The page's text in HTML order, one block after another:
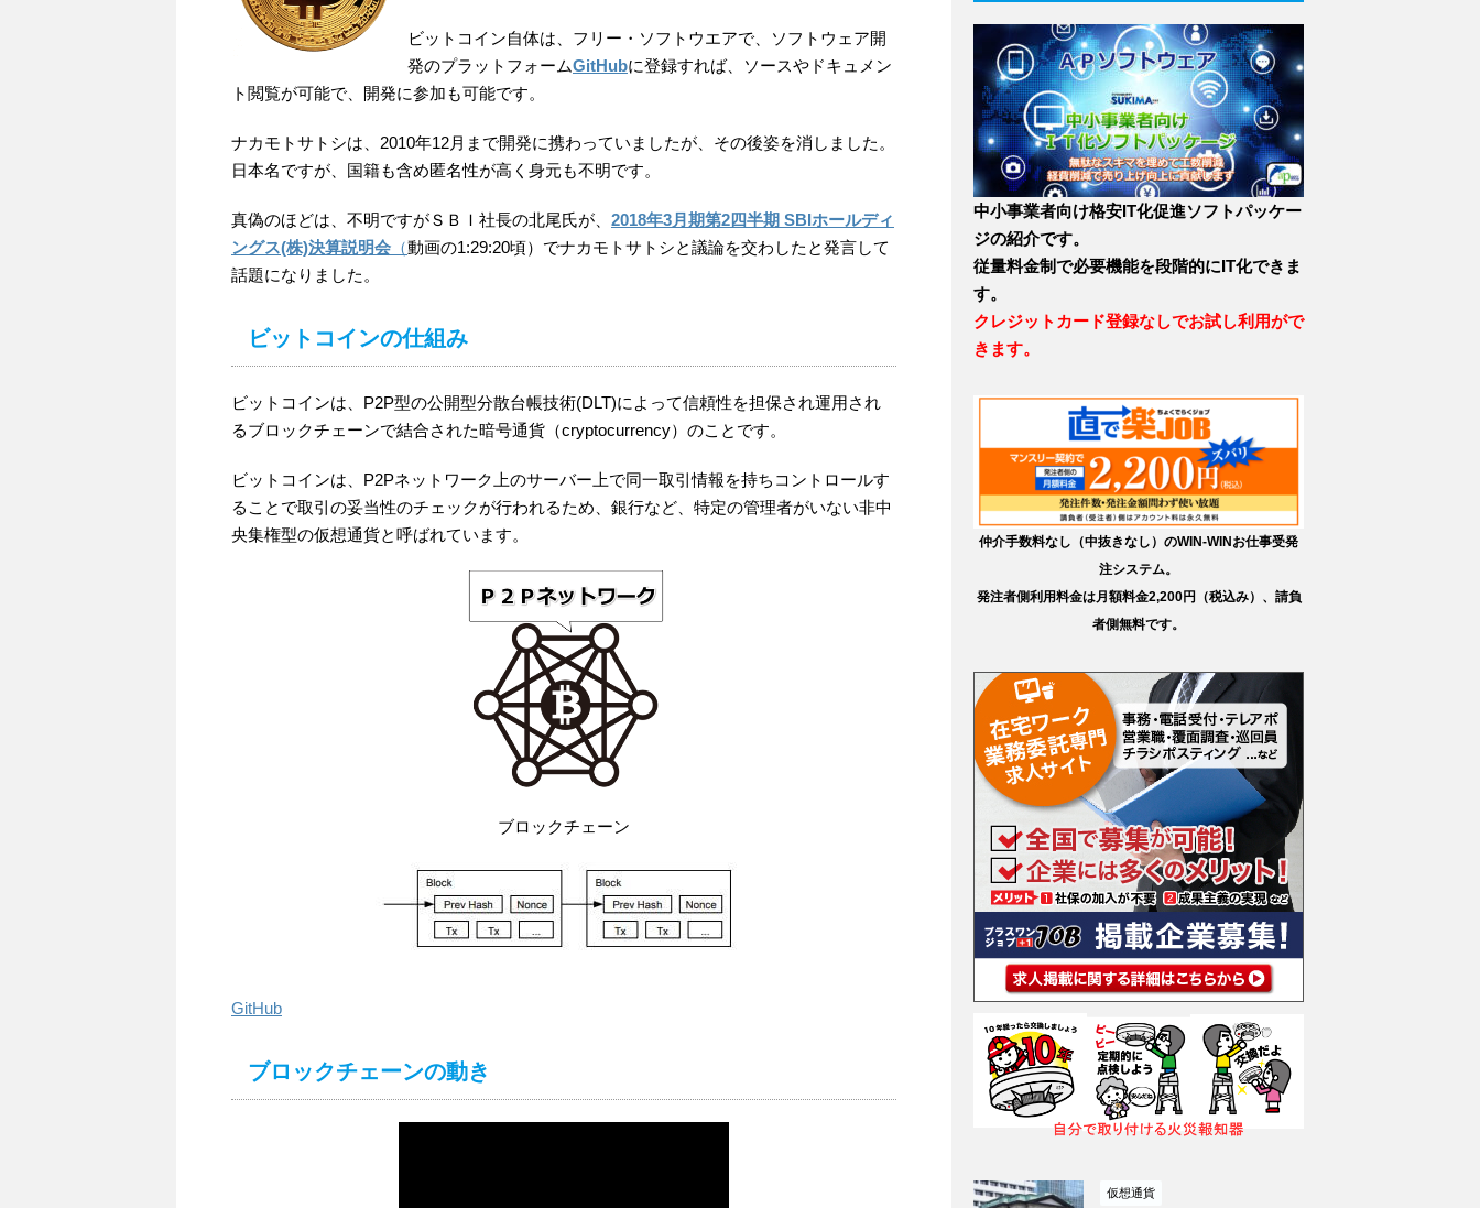
ビットコイン自体は、フリー・ソフトウエアで、ソフトウェア開
発のプラットフォームGitHubに登録すれば、ソースやドキュメン
ト閲覧が可能で、開発に参加も可能です。
ナカモトサトシは、2010年12月まで開発に携わっていましたが、その後姿を消しました。
日本名ですが、国籍も含め匿名性が高く身元も不明です。
真偽のほどは、不明ですがＳＢＩ社長の北尾氏が、 2018年3月期第2四半期 SBIホールディ
ングス(株)決算説明会 （動画の1:29:20頃）でナカモトサトシと議論を交わしたと発言して
話題になりました。
ビットコインの仕組み
ビットコインは、P2P型の公開型分散台帳技術(DLT)によって信頼性を担保され運用され
るブロックチェーンで結合された暗号通貨（cryptocurrency）のことです。
ビットコインは、P2Pネットワーク上のサーバー上で同一取引情報を持ちコントロールす
ることで取引の妥当性のチェックが行われるため、銀行など、特定の管理者がいない非中
央集権型の仮想通貨と呼ばれています。
ブロックチェーン
GitHub
ブロックチェーンの動き
中小事業者向け格安IT化促進ソフトパッケー
ジの紹介です。
従量料金制で必要機能を段階的にIT化できま
す。
クレジットカード登録なしでお試し利用がで
きます。
仲介手数料なし（中抜きなし）のWIN-WINお仕事受発
注システム。
発注者側利用料金は月額料金2,200円（税込み）、請負
者側無料です。
仮想通貨